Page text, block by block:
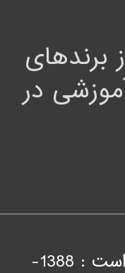
برندهای
در
تمامی حقوق محفوظ است : 1388-